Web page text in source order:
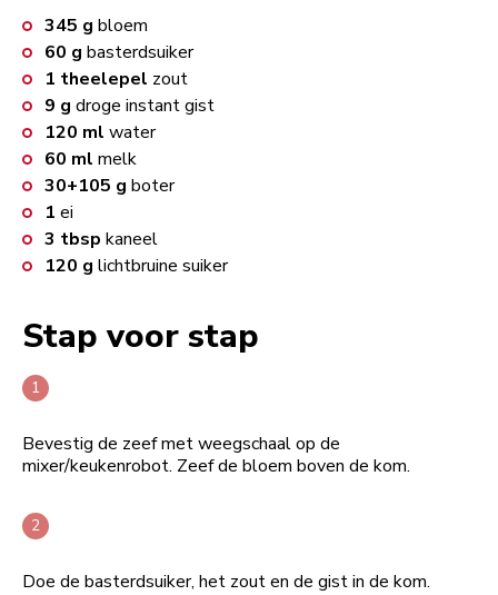
345 g bloem
60 g basterdsuiker
1 theelepel zout
9 g droge instant gist
120 ml water
60 ml melk
30+105 g boter
1 ei
3 tbsp kaneel
120 g lichtbruine suiker
Stap voor stap
Bevestig de zeef met weegschaal op de
mixer/keukenrobot. Zeef de bloem boven de kom.
Doe de basterdsuiker, het zout en de gist in de kom.